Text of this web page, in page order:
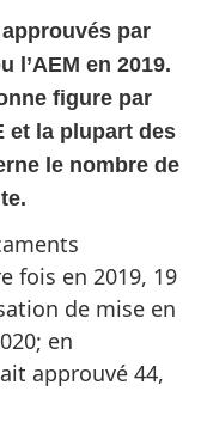
par
l’AEM en 2019.
figure par
et la plupart des
le nombre de
fois en 2019, 19
de mise en
en
approuvé 44,